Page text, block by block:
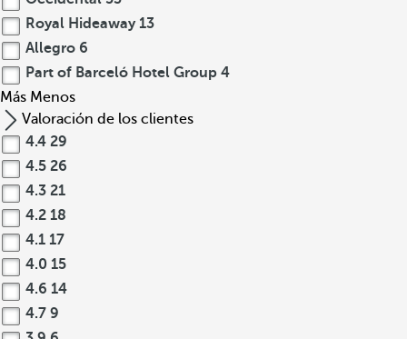
Royal Hideaway 13
Allegro 6
Part of Barceló Hotel Group 4
Más Menos
Valoración de los clientes
4.4 29
4.5 26
4.3 21
4.2 18
4.1 17
4.0 15
4.6 14
4.7 9